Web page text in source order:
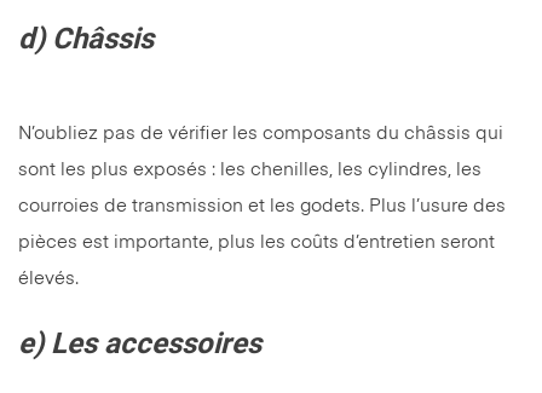
d) Châssis
N’oubliez pas de vérifier les composants du châssis qui
sont les plus exposés : les chenilles, les cylindres, les
courroies de transmission et les godets. Plus l’usure des
pièces est importante, plus les coûts d’entretien seront
élevés.
e) Les accessoires